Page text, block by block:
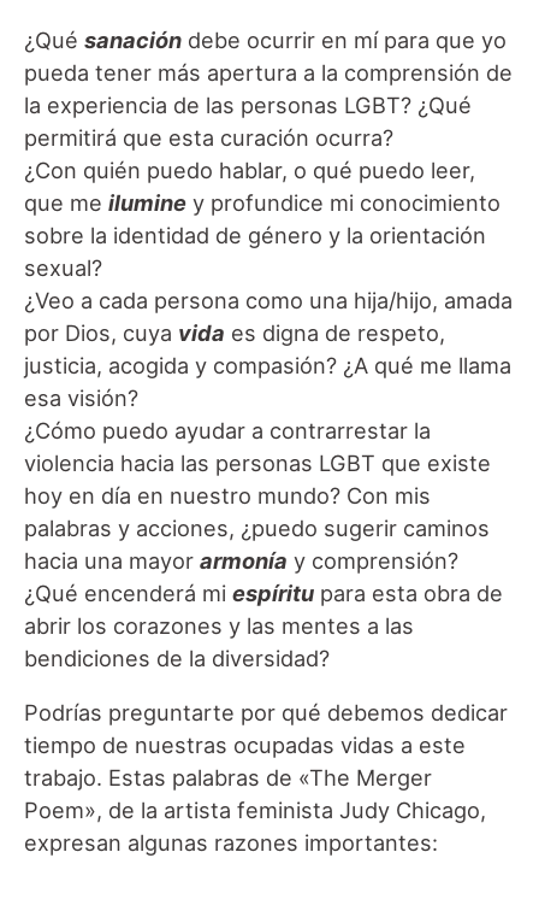
¿Qué sanación debe ocurrir en mí para que yo
pueda tener más apertura a la comprensión de
la experiencia de las personas LGBT? ¿Qué
permitirá que esta curación ocurra?
¿Con quién puedo hablar, o qué puedo leer,
que me ilumine y profundice mi conocimiento
sobre la identidad de género y la orientación
sexual?
¿Veo a cada persona como una hija/hijo, amada
por Dios, cuya vida es digna de respeto,
justicia, acogida y compasión? ¿A qué me llama
esa visión?
¿Cómo puedo ayudar a contrarrestar la
violencia hacia las personas LGBT que existe
hoy en día en nuestro mundo? Con mis
palabras y acciones, ¿puedo sugerir caminos
hacia una mayor armonía y comprensión?
¿Qué encenderá mi espíritu para esta obra de
abrir los corazones y las mentes a las
bendiciones de la diversidad?
Podrías preguntarte por qué debemos dedicar
tiempo de nuestras ocupadas vidas a este
trabajo. Estas palabras de «The Merger
Poem», de la artista feminista Judy Chicago,
expresan algunas razones importantes: